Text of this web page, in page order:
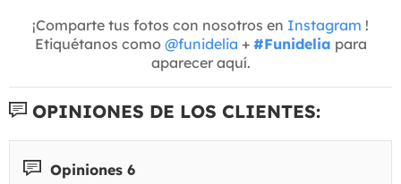
¡Comparte tus fotos con nosotros en Instagram !
Etiquétanos como @funidelia + #Funidelia para
aparecer aquí.
OPINIONES DE LOS CLIENTES:
Opiniones 6